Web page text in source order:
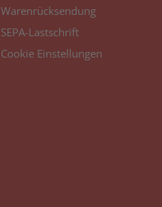
Warenrücksendung
SEPA-Lastschrift
Cookie Einstellungen